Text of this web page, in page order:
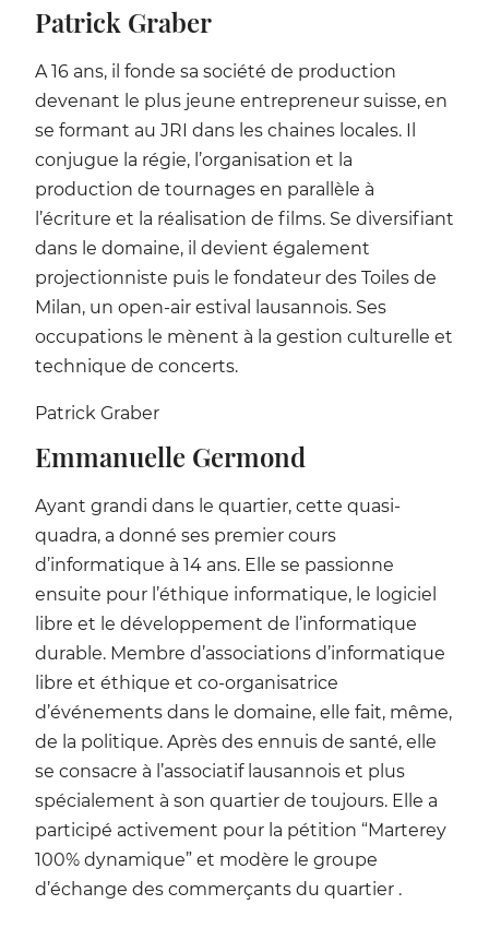
Patrick Graber
A 16 ans, il fonde sa société de production
devenant le plus jeune entrepreneur suisse, en
se formant au JRI dans les chaines locales. Il
conjugue la régie, l’organisation et la
production de tournages en parallèle à
l’écriture et la réalisation de films. Se diversifiant
dans le domaine, il devient également
projectionniste puis le fondateur des Toiles de
Milan, un open-air estival lausannois. Ses
occupations le mènent à la gestion culturelle et
technique de concerts.
Patrick Graber
Emmanuelle Germond
Ayant grandi dans le quartier, cette quasi-
quadra, a donné ses premier cours
d’informatique à 14 ans. Elle se passionne
ensuite pour l’éthique informatique, le logiciel
libre et le développement de l’informatique
durable. Membre d’associations d’informatique
libre et éthique et co-organisatrice
d’événements dans le domaine, elle fait, même,
de la politique. Après des ennuis de santé, elle
se consacre à l’associatif lausannois et plus
spécialement à son quartier de toujours. Elle a
participé activement pour la pétition “Marterey
100% dynamique” et modère le groupe
d’échange des commerçants du quartier .